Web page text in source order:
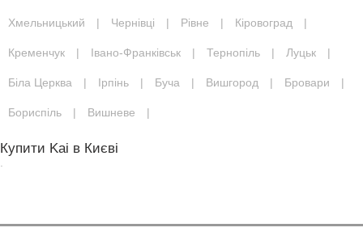
Хмельницький | Чернівці | Рівне | Кіровоград |
Кременчук | Івано-Франківськ | Тернопіль | Луцьк |
Біла Церква | Ірпінь | Буча | Вишгород | Бровари |
Бориспіль | Вишневе |
Купити Kai в Києві